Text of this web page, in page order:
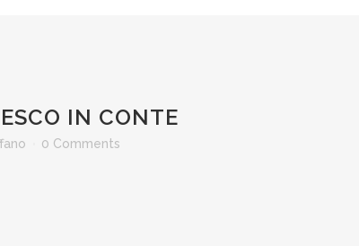
IN CONTE
0 Comments